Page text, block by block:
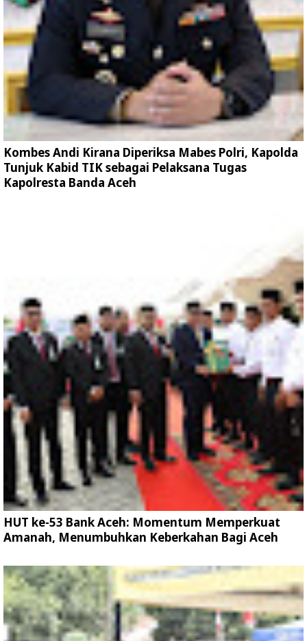
Kombes Andi Kirana Diperiksa Mabes Polri, Kapolda
Tunjuk Kabid TIK sebagai Pelaksana Tugas
Kapolresta Banda Aceh
HUT ke-53 Bank Aceh: Momentum Memperkuat
Amanah, Menumbuhkan Keberkahan Bagi Aceh